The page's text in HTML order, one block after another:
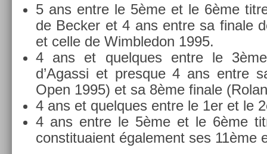
5 ans entre le 5ème et le 6ème
de Be­ck­er et 4 ans entre sa fin­ale
et celle de Wimbledon 1995.
4 ans et quel­ques entre le
d’Agas­si et pre­sque 4 ans entre
Open 1995) et sa 8ème fin­ale
4 ans et quel­ques entre le 1er et le
4 ans entre le 5ème et le 6ème
con­stituaient égale­ment ses 11ème